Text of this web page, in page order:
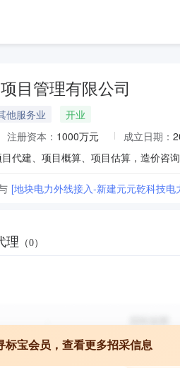
目管理有限公司
他服务业
开业
注册资本： 1000万元 成立日期：
[地块电力外线接入-新建元元乾科技电
理 （0）
标宝会员，查看更多招采信息